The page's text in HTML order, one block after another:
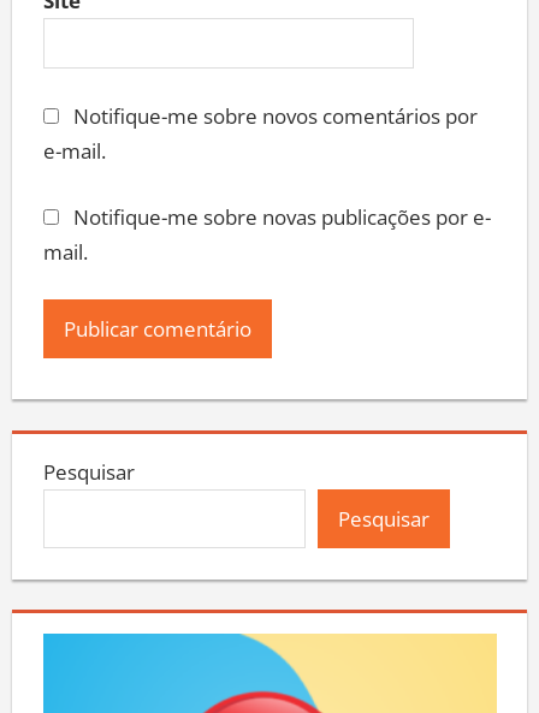
Site
Notifique-me sobre novos comentários por
e-mail.
Notifique-me sobre novas publicações por e-
mail.
Pesquisar
Pesquisar